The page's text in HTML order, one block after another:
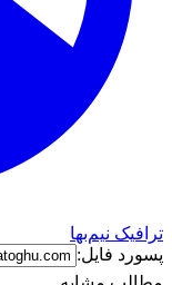
ترافیک نیم‌بها
پسورد فایل: